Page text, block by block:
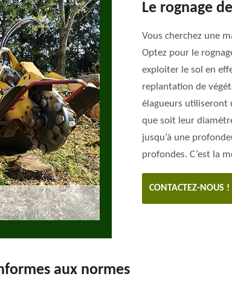
Le rognage
Vous cherchez une
Optez pour le
exploiter le sol en
replantation de
élagueurs utiliseront
que soit leur
jusqu’à une
profondes. C’est la
CONTACTEZ-NOUS !
aux normes